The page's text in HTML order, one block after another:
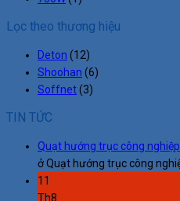
Lọc theo thương hiệu
Deton (12)
Shoohan (6)
Soffnet(3)
TIN TỨC
Quạt hướng trục công
ở Quạt hướng trục công
11
Th8